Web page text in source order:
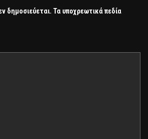
δημοσιεύεται. Τα υποχρεωτικά πεδία